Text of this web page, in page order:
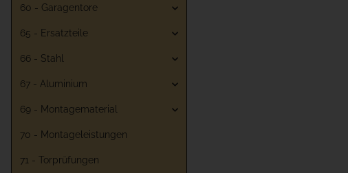
60 - Garagentore
65 - Ersatzteile
66 - Stahl
67 - Aluminium
69 - Montagematerial
70 - Montageleistungen
71 - Torprüfungen